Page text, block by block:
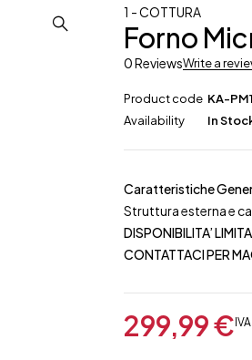
1 - COTTURA
Forno
0 ReviewsWrite a
Product code KA-
Availability
In
Caratteristiche
Struttura esterna e
DISPONIBILITA’
CONTATTACI PER
299,99€